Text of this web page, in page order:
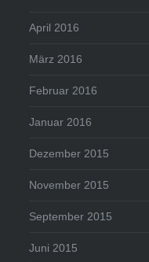
April 2016
März 2016
Februar 2016
Januar 2016
Dezember 2015
November 2015
September 2015
Juni 2015